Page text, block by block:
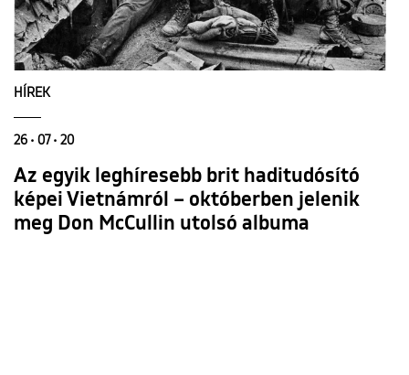
HÍREK
26 • 07 • 20
Az egyik leghíresebb brit haditudósító
képei Vietnámról – októberben jelenik
meg Don McCullin utolsó albuma